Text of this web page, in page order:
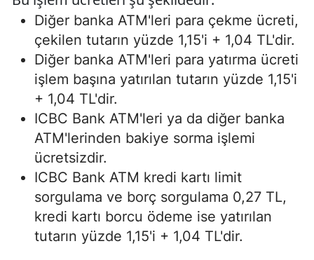
Diğer banka ATM'leri para çekme ücreti,
çekilen tutarın yüzde 1,15'i + 1,04 TL'dir.
Diğer banka ATM'leri para yatırma ücreti
işlem başına yatırılan tutarın yüzde 1,15'i
+ 1,04 TL'dir.
ICBC Bank ATM'leri ya da diğer banka
ATM'lerinden bakiye sorma işlemi
ücretsizdir.
ICBC Bank ATM kredi kartı limit
sorgulama ve borç sorgulama 0,27 TL,
kredi kartı borcu ödeme ise yatırılan
tutarın yüzde 1,15'i + 1,04 TL'dir.